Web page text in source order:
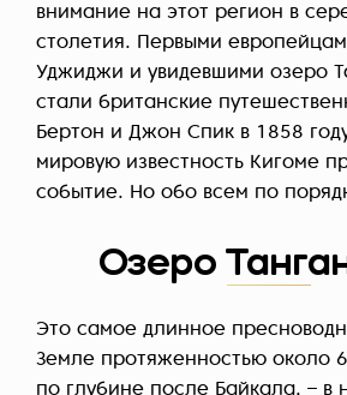
внимание на этот регион в
столетия. Первыми
Уджиджи и увидевшими озеро
стали британские
Бертон и Джон Спик в 1858
мировую известность Кигоме
событие. Но обо всем по
Озеро
Это самое длинное
Земле протяженностью около
по глубине после Байкала, – в